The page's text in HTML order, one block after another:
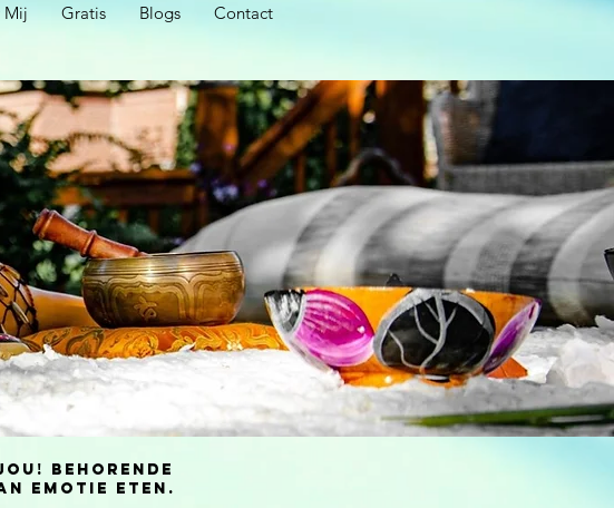
Mij Gratis Blogs Contact
Behorende
emotie eten.